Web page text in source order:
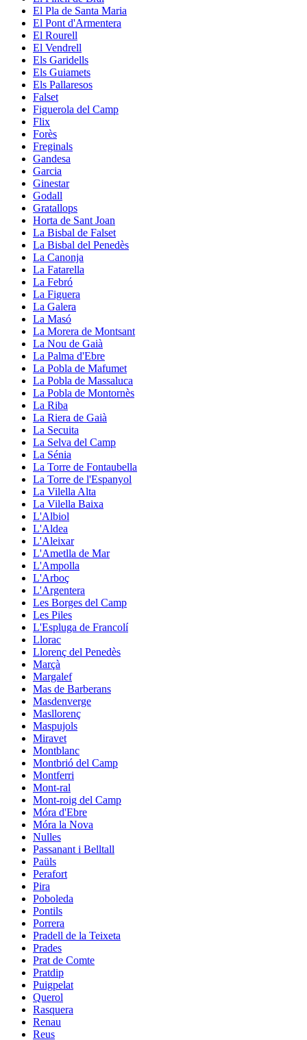
El Pla de Santa Maria
El Pont d'Armentera
El Rourell
El Vendrell
Els Garidells
Els Guiamets
Els Pallaresos
Falset
Figuerola del Camp
Flix
Forès
Freginals
Gandesa
Garcia
Ginestar
Godall
Gratallops
Horta de Sant Joan
La Bisbal de Falset
La Bisbal del Penedès
La Canonja
La Fatarella
La Febró
La Figuera
La Galera
La Masó
La Morera de Montsant
La Nou de Gaià
La Palma d'Ebre
La Pobla de Mafumet
La Pobla de Massaluca
La Pobla de Montornès
La Riba
La Riera de Gaià
La Secuita
La Selva del Camp
La Sénia
La Torre de Fontaubella
La Torre de l'Espanyol
La Vilella Alta
La Vilella Baixa
L'Albiol
L'Aldea
L'Aleixar
L'Ametlla de Mar
L'Ampolla
L'Arboç
L'Argentera
Les Borges del Camp
Les Piles
L'Espluga de Francolí
Llorac
Llorenç del Penedès
Marçà
Margalef
Mas de Barberans
Masdenverge
Masllorenç
Maspujols
Miravet
Montblanc
Montbrió del Camp
Montferri
Mont-ral
Mont-roig del Camp
Móra d'Ebre
Móra la Nova
Nulles
Passanant i Belltall
Paüls
Perafort
Pira
Poboleda
Pontils
Porrera
Pradell de la Teixeta
Prades
Prat de Comte
Pratdip
Puigpelat
Querol
Rasquera
Renau
Reus